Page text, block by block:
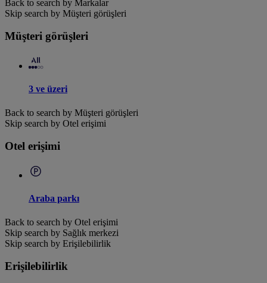
Back to search by Markalar
Skip search by Müşteri görüşleri
Müşteri görüşleri
3 ve üzeri
Back to search by Müşteri görüşleri
Skip search by Otel erişimi
Otel erişimi
Araba parkı
Back to search by Otel erişimi
Skip search by Sağlık merkezi
Skip search by Erişilebilirlik
Erişilebilirlik